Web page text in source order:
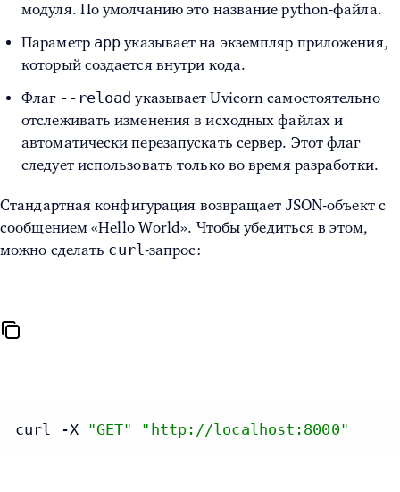
модуля. По умолчанию это название python-файла.
Параметр app указывает на экземпляр приложения,
который создается внутри кода.
Флаг --reload указывает Uvicorn самостоятельно
отслеживать изменения в исходных файлах и
автоматически перезапускать сервер. Этот флаг
следует использовать только во время разработки.
Стандартная конфигурация возвращает JSON-объект с
сообщением «Hello World». Чтобы убедиться в этом,
можно сделать curl-запрос:
curl -X "GET" "http://localhost:8000"